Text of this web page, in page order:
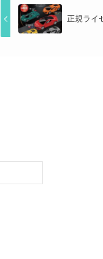
正規ライ